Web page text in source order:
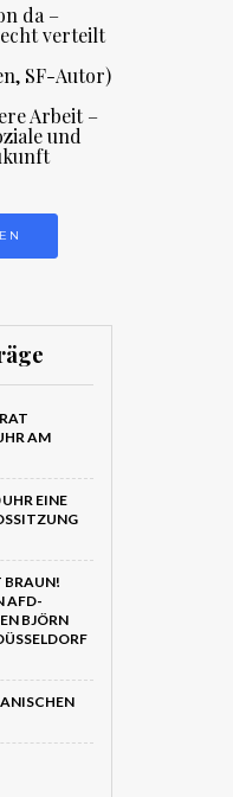
da –
verteilt
SF-Autor)
Arbeit –
und
AM
EINE
BRAUN!
AFD-
BJÖRN